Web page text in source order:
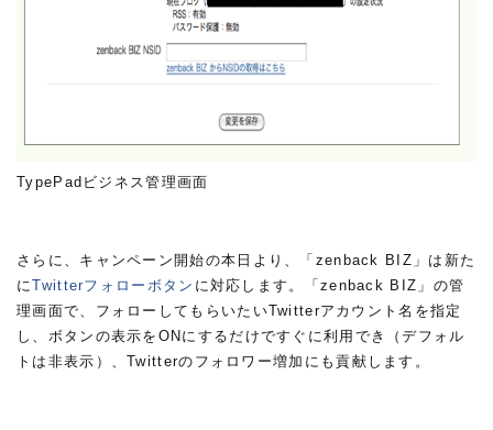
TypePadビジネス管理画面
さらに、キャンペーン開始の本日より、「zenback BIZ」は新た
にTwitterフォローボタン に対応します。「zenback BIZ」の管
理画面で、フォローしてもらいたいTwitterアカウント名を指定
し、ボタンの表示をONにするだけですぐに利用でき（デフォル
トは非表示）、Twitterのフォロワー増加にも貢献します。